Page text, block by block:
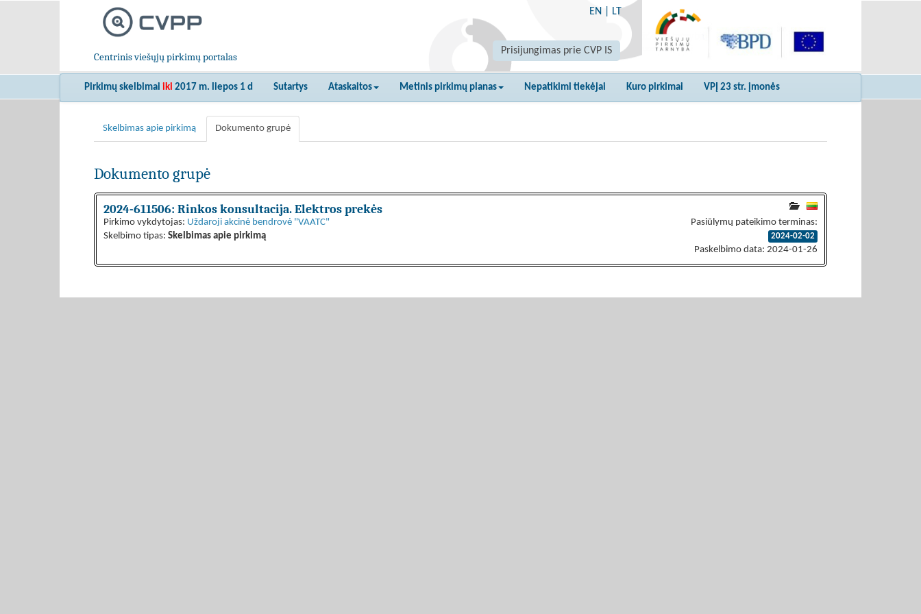
Centrinis viešųjų pirkimų portalas
EN LT
Prisijungimas prie CVP IS
Pirkimų skelbimai iki 2017 m. liepos 1 d Sutartys Ataskaitos Metinis pirkimų planas Nepatikimi tiekėjai Kuro pirkimai VPĮ 23 str. įmonės
Skelbimas apie pirkimą Dokumento grupė
Dokumento grupė
2024-611506: Rinkos konsultacija. Elektros prekės
Pirkimo vykdytojas: Uždaroji akcinė bendrovė "VAATC"
Skelbimo tipas: Skelbimas apie pirkimą
Pasiūlymų pateikimo terminas:
2024-02-02
Paskelbimo data: 2024-01-26